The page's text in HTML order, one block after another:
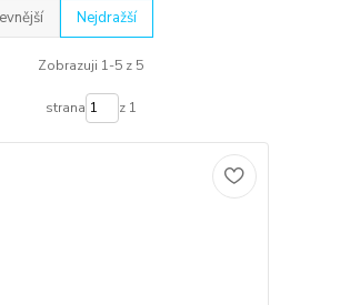
Nejdražší
Zobrazuji 1-5 z 5
strana z 1